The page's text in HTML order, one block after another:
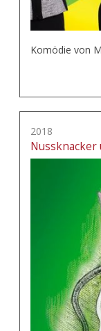
Komödie von
2018
Nussknacker